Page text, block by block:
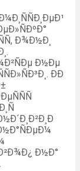
Ð¾Ð½Ð¸
Ð½Ðµ
ÐÐ
Ð½Ð°